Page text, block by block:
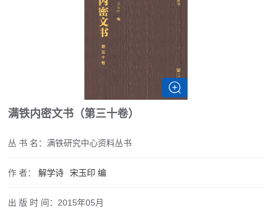
满铁内密文书（第三十卷）
丛 书 名： 满铁研究中心资料丛书
作 者： 解学诗 宋玉印编
出 版 时 间： 2015年05月